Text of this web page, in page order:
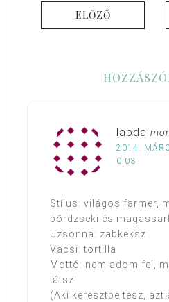
ELŐZŐ
labda
2014.
0:03
Stílus: világos farmer,
bőrdzseki és
Uzsonna: zabkeksz
Vacsi: tortilla
Mottó: nem adom fel,
látsz!
(Aki keresztbe tesz, azt